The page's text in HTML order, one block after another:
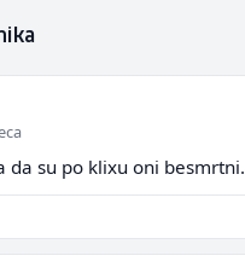
da su po klixu oni besmrtni.